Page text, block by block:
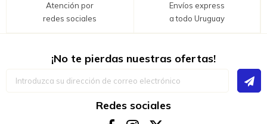
Atención por
redes sociales
Envíos express
a todo Uruguay
¡No te pierdas nuestras ofertas!
Redes sociales